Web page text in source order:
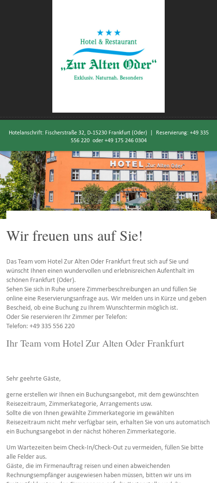
Hotelanschrift: Fischerstraße 32, D-15230 Frankfurt (Oder) | Reservierung: +49 335
556 220oder +49 175 246 0304
Wir freuen uns auf Sie!
Das Team vom Hotel Zur Alten Oder Frankfurt freut sich auf Sie und
wünscht Ihnen einen wundervollen und erlebnisreichen Aufenthalt im
schönen Frankfurt (Oder).
Sehen Sie sich in Ruhe unsere Zimmerbeschreibungen an und füllen Sie
online eine Reservierungsanfrage aus. Wir melden uns in Kürze und geben
Bescheid, ob eine Buchung zu Ihrem Wunschtermin möglich ist.
Oder Sie reservieren Ihr Zimmer per Telefon:
Telefon: +49 335 556 220
Ihr Team vom Hotel Zur Alten Oder Frankfurt
Sehr geehrte Gäste,
gerne erstellen wir Ihnen ein Buchungsangebot, mit dem gewünschten
Reisezeitraum, Zimmerkategorie, Arrangements usw.
Sollte die von Ihnen gewählte Zimmerkategorie im gewählten
Reisezeitraum nicht mehr verfügbar sein, erhalten Sie von uns automatisch
ein Buchungsangebot in der nächst höheren Zimmerkategorie.
Um Wartezeiten beim Check-In/Check-Out zu vermeiden, füllen Sie bitte
alle Felder aus.
Gäste, die im Firmenauftrag reisen und einen abweichenden
Rechnungsempfänger ausgewiesen haben müssen, bitten wir uns im